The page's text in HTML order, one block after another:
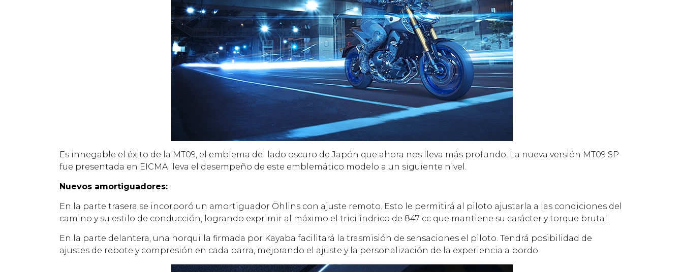
Es innegable el éxito de la MT09, el emblema del lado oscuro de Japón que ahora nos lleva más profundo. La nueva versión MT09 SP
fue presentada en EICMA lleva el desempeño de este emblemático modelo a un siguiente nivel.
Nuevos amortiguadores:
En la parte trasera se incorporó un amortiguador Öhlins con ajuste remoto. Esto le permitirá al piloto ajustarla a las condiciones del
camino y su estilo de conducción, logrando exprimir al máximo el tricilíndrico de 847 cc que mantiene su carácter y torque brutal.
En la parte delantera, una horquilla firmada por Kayaba facilitará la trasmisión de sensaciones el piloto. Tendrá posibilidad de
ajustes de rebote y compresión en cada barra, mejorando el ajuste y la personalización de la experiencia a bordo.